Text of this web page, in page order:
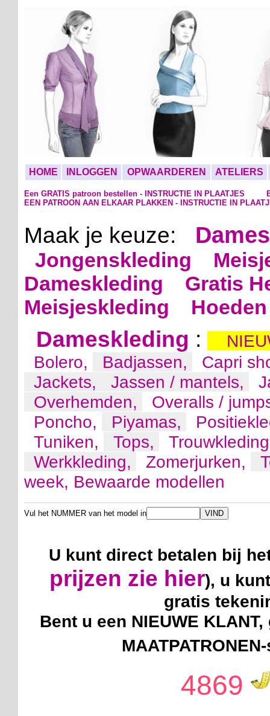
HOME INLOGGEN OPWAARDEREN ATELIERS
Een GRATIS patroon bestellen - INSTRUCTIE IN PLAATJES
EEN PATROON AAN ELKAAR PLAKKEN - INSTRUCTIE IN
Maak je keuze:
Jongenskleding
Dameskleding
Gratis
Meisjeskleding
Dameskleding :
Bolero,
Badjassen,
Capri
Jackets,
Jassen / mantels,
Overhemden,
Overalls /
Poncho,
Piyamas,
Tuniken,
Tops,
Werkkleding,
Zomerjurken,
week, Bewaarde modellen
Vul het NUMMER van het model in
U kunt direct betalen bij
prijzen zie hier), u
gratis
Bent u een NIEUWE
4869